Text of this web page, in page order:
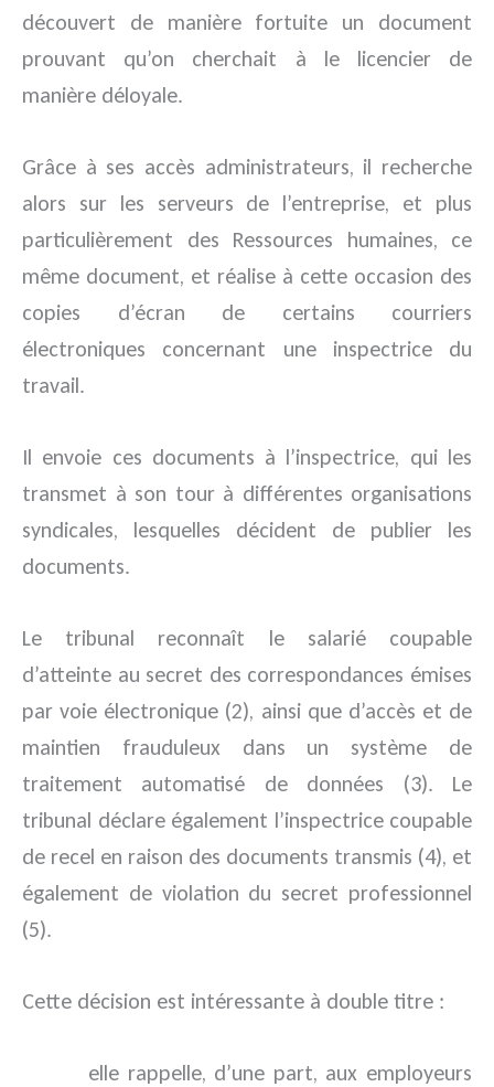
découvert de manière fortuite un document
prouvant qu’on cherchait à le licencier de
manière déloyale.
Grâce à ses accès administrateurs, il recherche
alors sur les serveurs de l’entreprise, et plus
particulièrement des Ressources humaines, ce
même document, et réalise à cette occasion des
copies d’écran de certains courriers
électroniques concernant une inspectrice du
travail.
Il envoie ces documents à l’inspectrice, qui les
transmet à son tour à différentes organisations
syndicales, lesquelles décident de publier les
documents.
Le tribunal reconnaît le salarié coupable
d’atteinte au secret des correspondances émises
par voie électronique (2), ainsi que d’accès et de
maintien frauduleux dans un système de
traitement automatisé de données (3). Le
tribunal déclare également l’inspectrice coupable
de recel en raison des documents transmis (4), et
également de violation du secret professionnel
(5).
Cette décision est intéressante à double titre :
elle rappelle, d’une part, aux employeurs